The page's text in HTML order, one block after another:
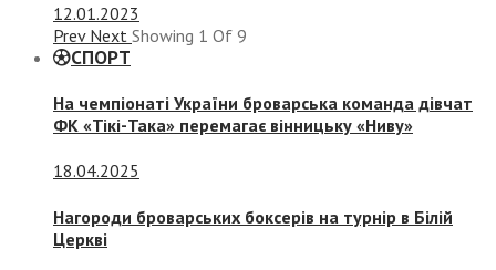
12.01.2023
Prev Next Showing 1 Of 9
СПОРТ
На чемпіонаті України броварська команда дівчат
ФК «Тікі-Така» перемагає вінницьку «Ниву»
18.04.2025
Нагороди броварських боксерів на турнір в Білій
Церкві